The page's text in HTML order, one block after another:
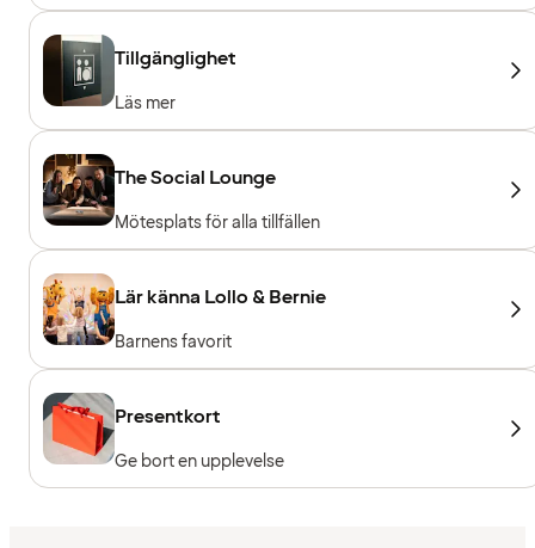
Tillgänglighet
Läs mer
The Social Lounge
Mötesplats för alla tillfällen
Lär känna Lollo & Bernie
Barnens favorit
Presentkort
Ge bort en upplevelse